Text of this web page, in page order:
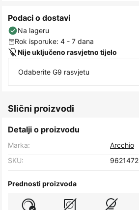
Podaci o dostavi
Na lageru
Rok isporuke: 4 - 7 dana
Nije uključeno rasvjetno tijelo
Odaberite G9 rasvjetu
Slični proizvodi
Detalji o proizvodu
Marka:
Arcchio
SKU:
9621472
Prednosti proizvoda